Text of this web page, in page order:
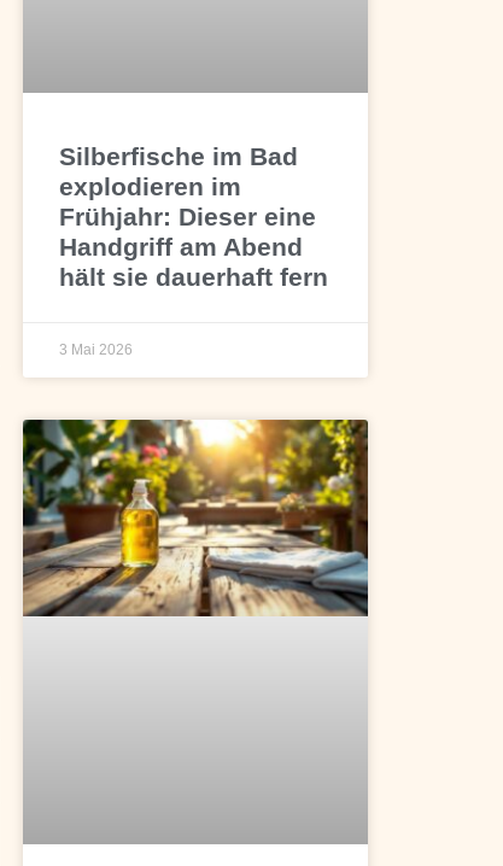
Silberfische im Bad
explodieren im
Frühjahr: Dieser eine
Handgriff am Abend
hält sie dauerhaft fern
3 Mai 2026